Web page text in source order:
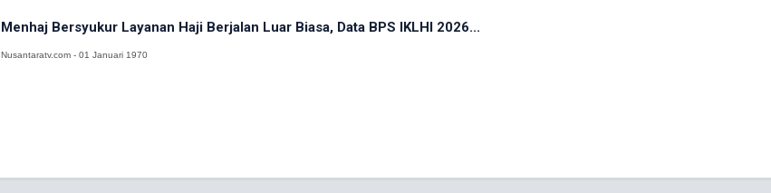
Menhaj Bersyukur Layanan Haji Berjalan Luar Biasa, Data BPS IKLHI 2026...
Nusantaratv.com - 01 Januari 1970